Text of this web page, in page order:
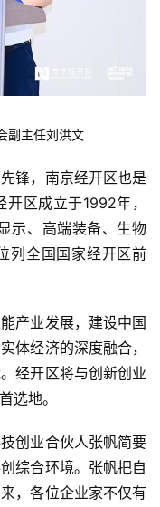
副主任刘洪文
锋，南京经开区也是
区成立于1992年，
示、高端装备、生物
列全国国家经开区前
产业发展，建设中国
体经济的深度融合，
经开区将与创新创业
选地。
创业合伙人张帆简要
综合环境。张帆把自
，各位企业家不仅有